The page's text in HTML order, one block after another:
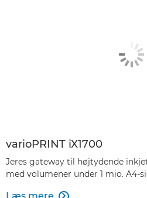
varioPRINT iX1700
Jeres gateway til højtydende
med volumener under 1 mio. A4-
Læs mere 